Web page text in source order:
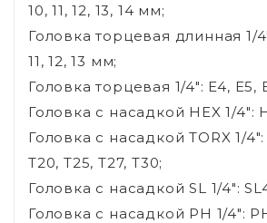
10, 11, 12, 13, 14 мм;
Головка торцевая длинная 1/
11, 12, 13 мм;
Головка торцевая 1/4": E4, E5,
Головка с насадкой HEX 1/4":
Головка с насадкой TORX 1/4":
T20, T25, T27, T30;
Головка с насадкой SL 1/4":
Головка с насадкой PH 1/4":